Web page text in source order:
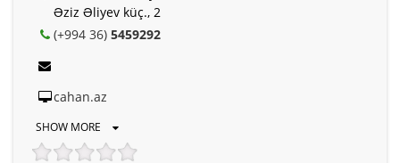
Əziz Əliyev küç., 2
(+994 36) 5459292
cahan.az
SHOW MORE